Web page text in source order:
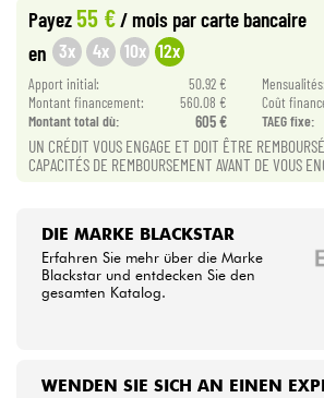
Kabel & Zubehöre
HiFi
Bundle
•
Star'S
•
Payez55 € / mois par carte bancaire
en 3x 4x 10x 12x
Apport initial: 50.92 € Mensualités:
Montant financement:
560.08 € Coût
Montant total dù:
605 € TAEG fixe:
UN CRÉDIT VOUS ENGAGE ET DOIT ÊTRE
CAPACITÉS DE REMBOURSEMENT AVANT DE VOUS
DIE MARKE BLACKSTAR
Erfahren Sie mehr über die Marke
Blackstar und entdecken Sie den
gesamten Katalog.
WENDEN SIE SICH AN EINEN